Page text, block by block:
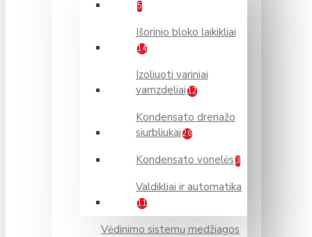
5
Išorinio bloko laikikliai
14
Izoliuoti variniai
vamzdeliai 12
Kondensato drenažo
siurbliukai 26
Kondensato vonelės 3
Valdikliai ir automatika
11
Vėdinimo sistemų medžiagos